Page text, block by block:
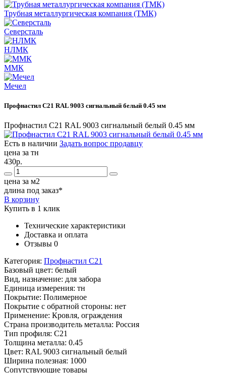
Трубная металлургическая компания (ТМК)
Северсталь
НЛМК
ММК
Мечел
Профнастил С21 RAL 9003 сигнальный белый 0.45 мм
Профнастил С21 RAL 9003 сигнальный белый 0.45 мм
Есть в наличии Задать вопрос продавцу
цена за тн
430р.
цена за м2
длина под заказ*
В корзину
Купить в 1 клик
Технические характеристики
Доставка и оплата
Отзывы 0
Категория: Профнастил С21
Базовый цвет: белый
Вид, назначение: для забора
Единица измерения: тн
Покрытие: Полимерное
Покрытие с обратной стороны: нет
Применение: Кровля, ограждения
Страна производитель металла: Россия
Тип профиля: С21
Толщина металла: 0.45
Цвет: RAL 9003 сигнальный белый
Ширина полезная: 1000
Сопутствующие товары